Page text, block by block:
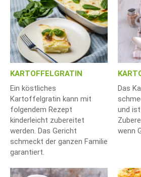
KARTOFFELGRATIN
Ein köstliches
Kartoffelgratin kann mit
folgendem Rezept
kinderleicht zubereitet
werden. Das Gericht
schmeckt der ganzen Familie
garantiert.
Das
und
wenn